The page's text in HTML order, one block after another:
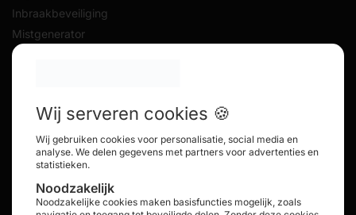
Inbraakbeveiliging
Mistgenerator
Toegangscontrole
Woonhuisbeveiliging
Alarmsysteem
Camerabewaking
Inbraakbeveiliging